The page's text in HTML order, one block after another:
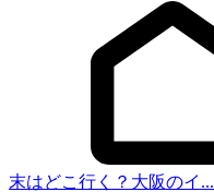
末はどこ行く？大阪のイ...